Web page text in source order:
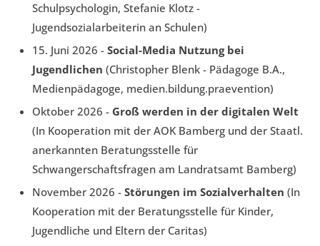
Schulpsychologin, Stefanie Klotz -
Jugendsozialarbeiterin an Schulen)
15. Juni 2026 - Social-Media Nutzung bei
Jugendlichen (Christopher Blenk - Pädagoge B.A.,
Medienpädagoge, medien.bildung.praevention)
Oktober 2026 - Groß werden in der digitalen Welt
(In Kooperation mit der AOK Bamberg und der Staatl.
anerkannten Beratungsstelle für
Schwangerschaftsfragen am Landratsamt Bamberg)
November 2026 - Störungen im Sozialverhalten (In
Kooperation mit der Beratungsstelle für Kinder,
Jugendliche und Eltern der Caritas)